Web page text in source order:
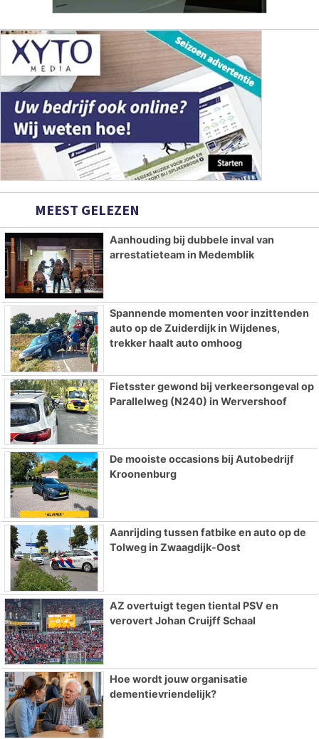
MEEST GELEZEN
Aanhouding bij dubbele inval van
arrestatieteam in Medemblik
Spannende momenten voor inzittenden
auto op de Zuiderdijk in Wijdenes,
trekker haalt auto omhoog
Fietsster gewond bij verkeersongeval op
Parallelweg (N240) in Wervershoof
De mooiste occasions bij Autobedrijf
Kroonenburg
Aanrijding tussen fatbike en auto op de
Tolweg in Zwaagdijk-Oost
AZ overtuigt tegen tiental PSV en
verovert Johan Cruijff Schaal
Hoe wordt jouw organisatie
dementievriendelijk?